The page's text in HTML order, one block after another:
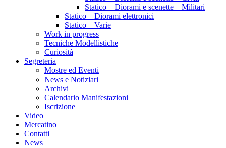
Statico – Diorami e scenette – Militari
Statico – Diorami elettronici
Statico – Varie
Work in progress
Tecniche Modellistiche
Curiosità
Segreteria
Mostre ed Eventi
News e Notiziari
Archivi
Calendario Manifestazioni
Iscrizione
Video
Mercatino
Contatti
News